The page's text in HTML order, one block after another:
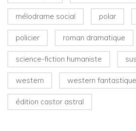
mélodrame social polar
policier roman dramatique
science-fiction humaniste
western western fantastique
édition castor astral